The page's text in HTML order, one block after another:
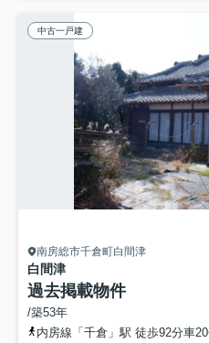
中古一戸建
南房総市千倉町白間津
白間津
過去掲載物件
/築53年
内房線「千倉」駅 徒歩92分車